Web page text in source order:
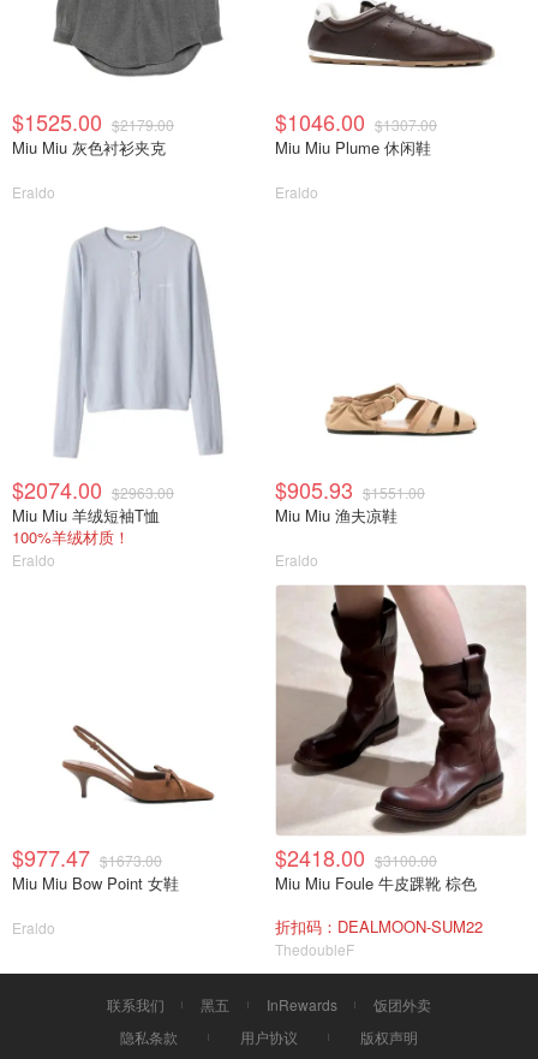
$1525.00 $2179.00
Miu Miu 灰色衬衫夹克
Eraldo
$1046.00 $1307.00
Miu Miu Plume 休闲鞋
Eraldo
$2074.00 $2963.00
Miu Miu 羊绒短袖T恤
100%羊绒材质！
Eraldo
$905.93 $1551.00
Miu Miu 渔夫凉鞋
Eraldo
$977.47 $1673.00
Miu Miu Bow Point 女鞋
Eraldo
$2418.00 $3100.00
Miu Miu Foule 牛皮踝靴 棕色
折扣码：DEALMOON-SUM22
ThedoubleF
联系我们 黑五 InRewards
饭团外卖
隐私条款
用户协议 版权声明